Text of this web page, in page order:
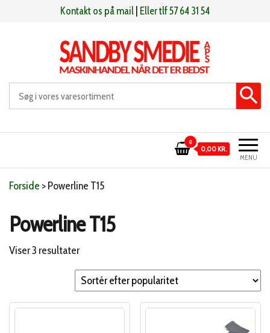
Kontakt os på mail Eller tlf 57 64 31 54
Sandby smeden Maskinhandel når det er bedst
MENU
0
0,00 KR.
Forside >Powerline T15
Powerline T15
Viser 3 resultaterSorteret
efter
popularitet